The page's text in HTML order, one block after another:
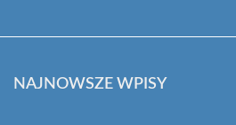
NAJNOWSZE WPISY